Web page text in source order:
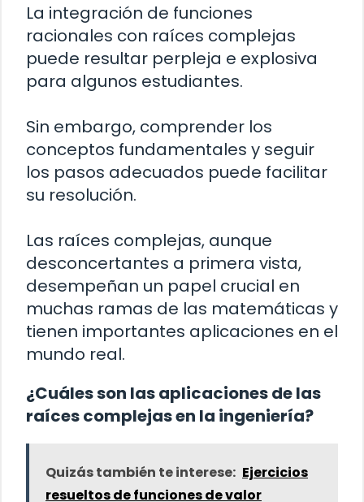
La integración de funciones
racionales con raíces complejas
puede resultar perpleja e explosiva
para algunos estudiantes.
Sin embargo, comprender los
conceptos fundamentales y seguir
los pasos adecuados puede facilitar
su resolución.
Las raíces complejas, aunque
desconcertantes a primera vista,
desempeñan un papel crucial en
muchas ramas de las matemáticas y
tienen importantes aplicaciones en el
mundo real.
¿Cuáles son las aplicaciones de las
raíces complejas en la ingeniería?
Quizás también te interese: Ejercicios
resueltos de funciones de valor